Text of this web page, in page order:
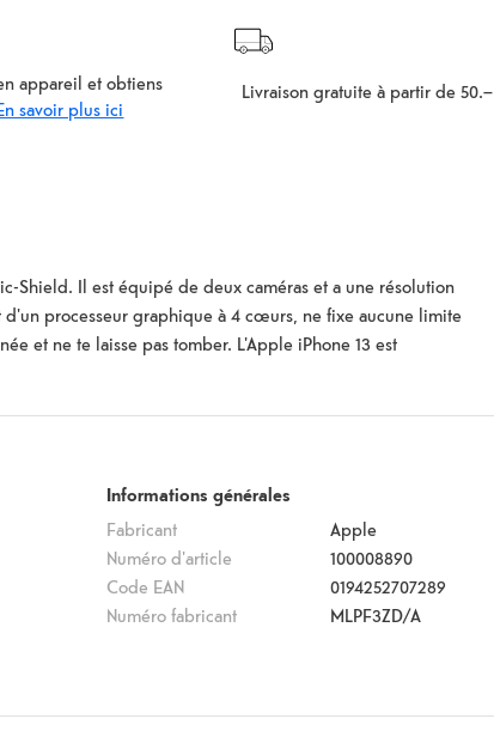
appareil et obtiens
savoir plus ici
Livraison gratuite à partir de 50.–
Shield. Il est équipé de deux caméras et a une résolution
processeur graphique à 4 cœurs, ne fixe aucune limite
et ne te laisse pas tomber. L'Apple iPhone 13 est
Go, 256 Go et 512 Go de stockage interne.
Informations générales
Fabricant
Apple
Numéro d'article
100008890
Code EAN
0194252707289
Numéro fabricant
MLPF3ZD/A
Caméra arrière 12MP